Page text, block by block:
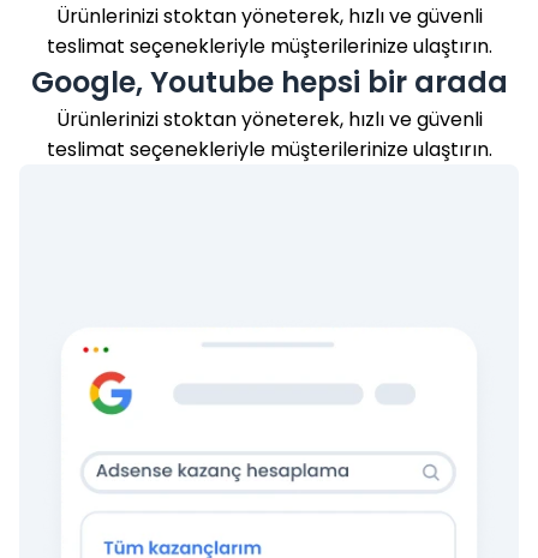
Ürünlerinizi stoktan yöneterek, hızlı ve güvenli
teslimat seçenekleriyle müşterilerinize ulaştırın.
Google, Youtube hepsi bir arada
Ürünlerinizi stoktan yöneterek, hızlı ve güvenli
teslimat seçenekleriyle müşterilerinize ulaştırın.